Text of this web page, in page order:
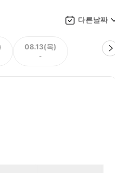
다른날짜
08.13(목)
-